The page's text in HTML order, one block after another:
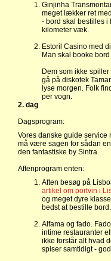
Ginjinha
meget lækker ret
- bord skal bestilles i
kilometer væk.
Estoril Casino med
Man skal booke
Dem som ikke
gå på diskotek
lyse morgen. Folk
per vogn.
2. dag
Dagsprogram:
Vores danske guide service
må være sagen for sådan
den fantastiske by Sintra.
Aftenprogram enten:
Aften besøg på
artikel om portvin i
og meget dyre
bedst at bestille bord.
Alfama og fado.
intime restauranter
ikke forstår alt hvad
spiser samtidigt -